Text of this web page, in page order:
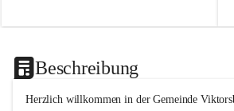
Beschreibung
Herzlich willkommen in der Gemeinde